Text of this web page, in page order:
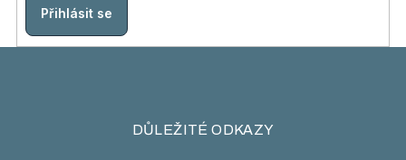
Přihlásit se
DŮLEŽITÉ ODKAZY